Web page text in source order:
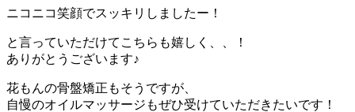
ニコニコ笑顔でスッキリしましたー！
と言っていただけてこちらも嬉しく、、！
ありがとうございます♪
花もんの骨盤矯正もそうですが、
自慢のオイルマッサージもぜひ受けていただきたいです！